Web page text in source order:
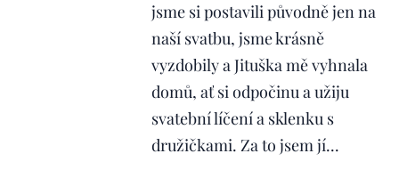
jsme si postavili původně jen na
naší svatbu, jsme krásně
vyzdobily a Jituška mě vyhnala
domů, ať si odpočinu a užiju
svatební líčení a sklenku s
družičkami. Za to jsem jí...